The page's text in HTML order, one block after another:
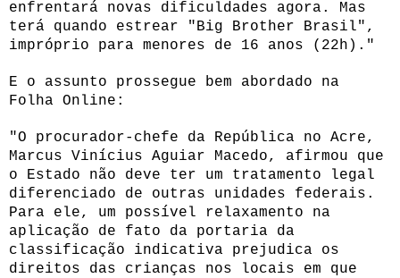
enfrentará novas dificuldades agora. Mas
terá quando estrear "Big Brother Brasil",
impróprio para menores de 16 anos (22h)."
E o assunto prossegue bem abordado na
Folha Online:
"O procurador-chefe da República no Acre,
Marcus Vinícius Aguiar Macedo, afirmou que
o Estado não deve ter um tratamento legal
diferenciado de outras unidades federais.
Para ele, um possível relaxamento na
aplicação de fato da portaria da
classificação indicativa prejudica os
direitos das crianças nos locais em que